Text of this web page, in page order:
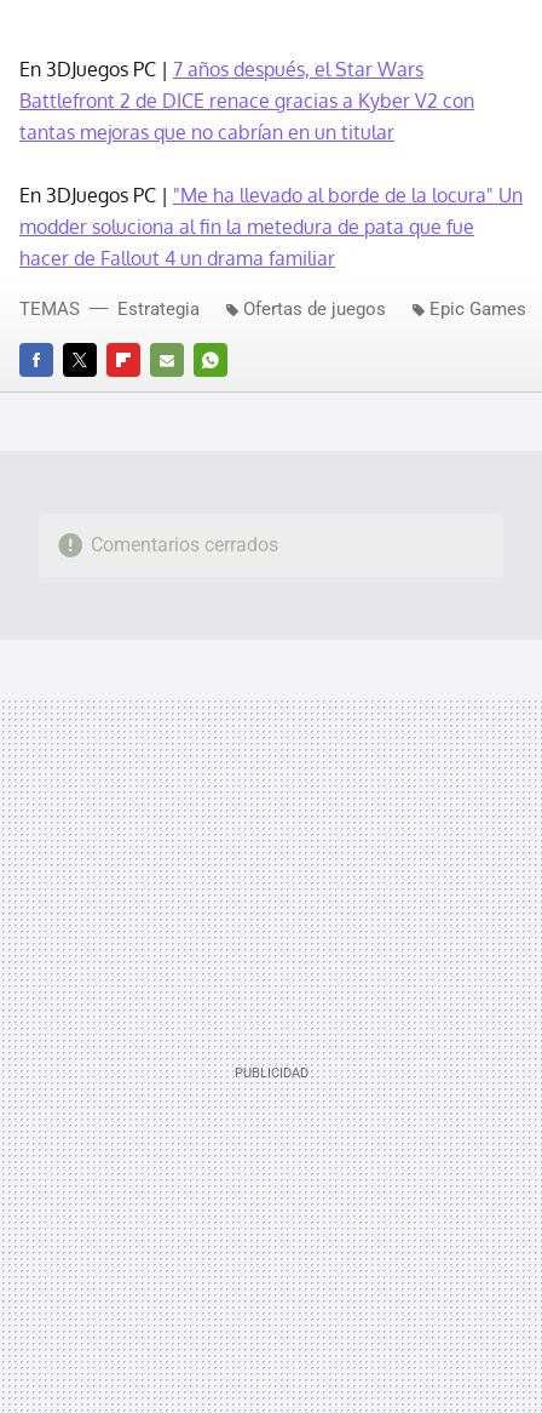
En 3DJuegos PC | 7 años después, el Star Wars
Battlefront 2 de DICE renace gracias a Kyber V2 con
tantas mejoras que no cabrían en un titular
En 3DJuegos PC | "Me ha llevado al borde de la locura" Un
modder soluciona al fin la metedura de pata que fue
hacer de Fallout 4 un drama familiar
FACEBOOKTWITTERFLIPBOARD
E-
WHATSAPP
TEMAS Estrategia Ofertas de juegos Epic Games
Comentarios cerrados